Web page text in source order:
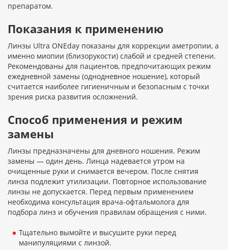
препаратом.
Показания к применению
Линзы Ultra ONEday показаны для коррекции аметропии, а
именно миопии (близорукости) слабой и средней степени.
Рекомендованы для пациентов, предпочитающих режим
ежедневной замены (однодневное ношение), который
считается наиболее гигиеничным и безопасным с точки
зрения риска развития осложнений.
Способ применения и режим
замены
Линзы предназначены для дневного ношения. Режим
замены — один день. Линца надевается утром на
очищенные руки и снимается вечером. После снятия
линза подлежит утилизации. Повторное использование
линзы не допускается. Перед первым применением
необходима консультация врача-офтальмолога для
подбора линз и обучения правилам обращения с ними.
Тщательно вымойте и высушите руки перед
манипуляциями с линзой.